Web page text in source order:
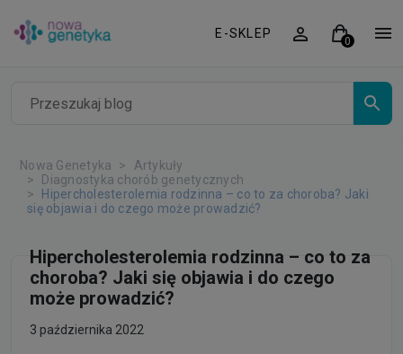
E-SKLEP
Nowa Genetyka
Artykuły
Diagnostyka chorób genetycznych
Hipercholesterolemia rodzinna – co to za choroba? Jaki
się objawia i do czego może prowadzić?
Hipercholesterolemia rodzinna – co to za
choroba? Jaki się objawia i do czego
może prowadzić?
3 października 2022